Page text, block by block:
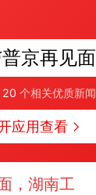
20 个相关优质新闻
应用查看
，湖南工